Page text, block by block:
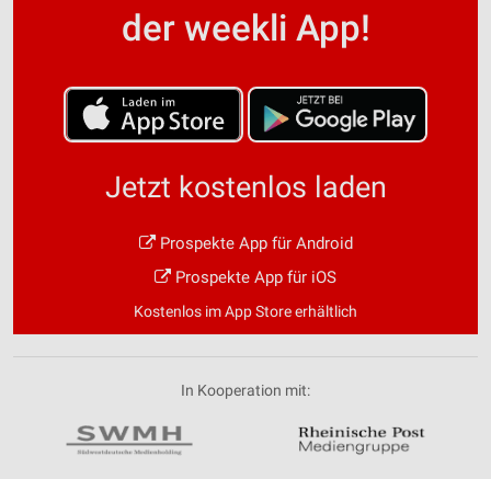
der weekli App!
Jetzt kostenlos laden
Prospekte App für Android
Prospekte App für iOS
Kostenlos im App Store erhältlich
In Kooperation mit: